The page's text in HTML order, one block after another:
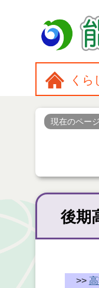
くら
現在のページ
後期
>>